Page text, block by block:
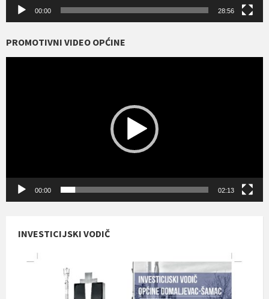
00:00 28:56
PROMOTIVNI VIDEO OPĆINE
00:00 02:13
INVESTICIJSKI VODIČ